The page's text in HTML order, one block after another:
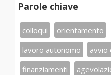
Parole chiave
colloqui
orientamento
lavoro autonomo
avvio
finanziamenti